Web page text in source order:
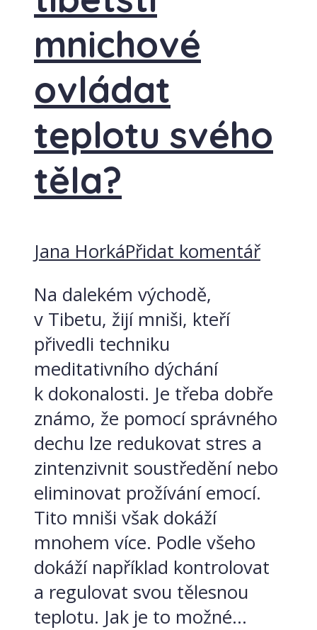
mnichové
ovládat
teplotu svého
těla?
Jana HorkáPřidat komentář
Na dalekém východě,
v Tibetu, žijí mniši, kteří
přivedli techniku
meditativního dýchání
k dokonalosti. Je třeba dobře
známo, že pomocí správného
dechu lze redukovat stres a
zintenzivnit soustředění nebo
eliminovat prožívání emocí.
Tito mniši však dokáží
mnohem více. Podle všeho
dokáží například kontrolovat
a regulovat svou tělesnou
teplotu. Jak je to možné...